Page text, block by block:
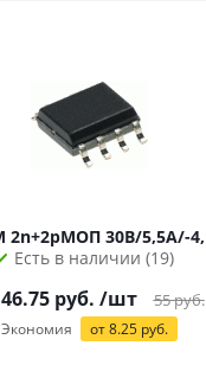
Есть в наличии (19)
46.75руб. /шт 55руб.
Экономия от8.25руб.